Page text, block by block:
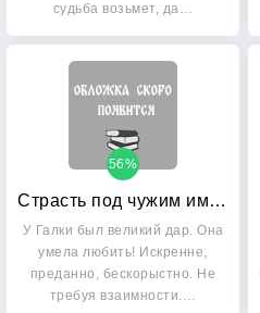
судьба возьмет, да…
Страсть под чужим именем
56%
У Галки был великий дар. Она
умела любить! Искренне,
преданно, бескорыстно. Не
требуя взаимности.…